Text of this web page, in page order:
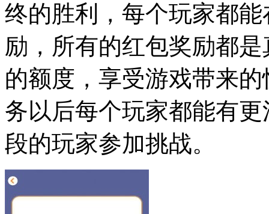
终的胜利，每个玩家都
励，所有的红包奖励都
的额度，享受游戏带来
务以后每个玩家都能有
段的玩家参加挑战。